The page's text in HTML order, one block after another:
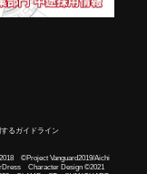
るガイドライン
©Project Vanguard2019/Aichi
Character Design ©2021